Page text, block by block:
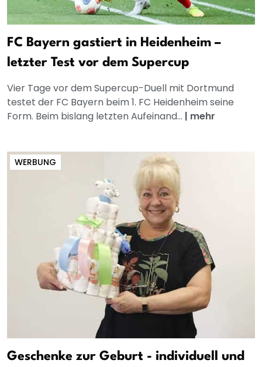
FC Bayern gastiert in Heidenheim –
letzter Test vor dem Supercup
Vier Tage vor dem Supercup-Duell mit Dortmund
testet der FC Bayern beim 1. FC Heidenheim seine
Form. Beim bislang letzten Aufeinand... | mehr
WERBUNG
Geschenke zur Geburt - individuell und